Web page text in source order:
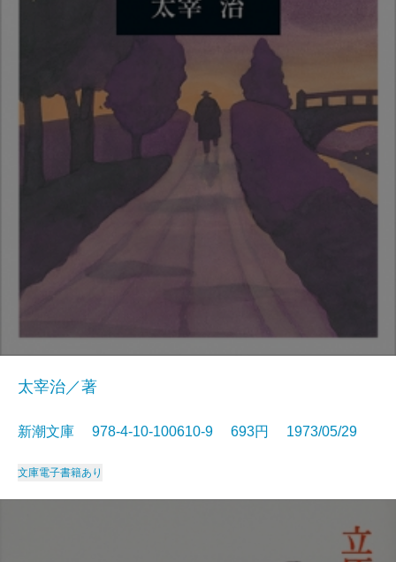
太宰治／著
新潮文庫 978-4-10-100610-9 693円 1973/05/29
文庫電子書籍あり